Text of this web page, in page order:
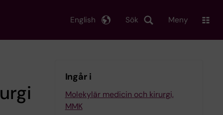
Sök
English Meny
Ingår i
Molekylär medicin och kirurgi,
MMK